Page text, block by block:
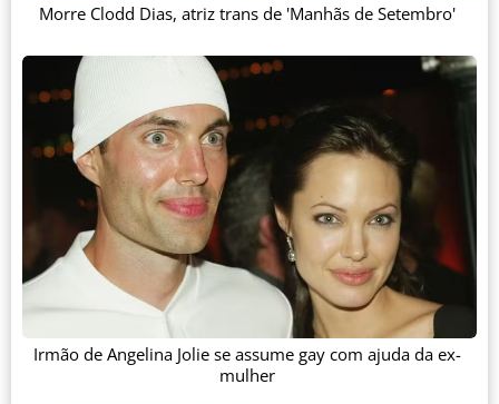
Morre Clodd Dias, atriz trans de 'Manhãs de Setembro'
Irmão de Angelina Jolie se assume gay com ajuda da ex-
mulher